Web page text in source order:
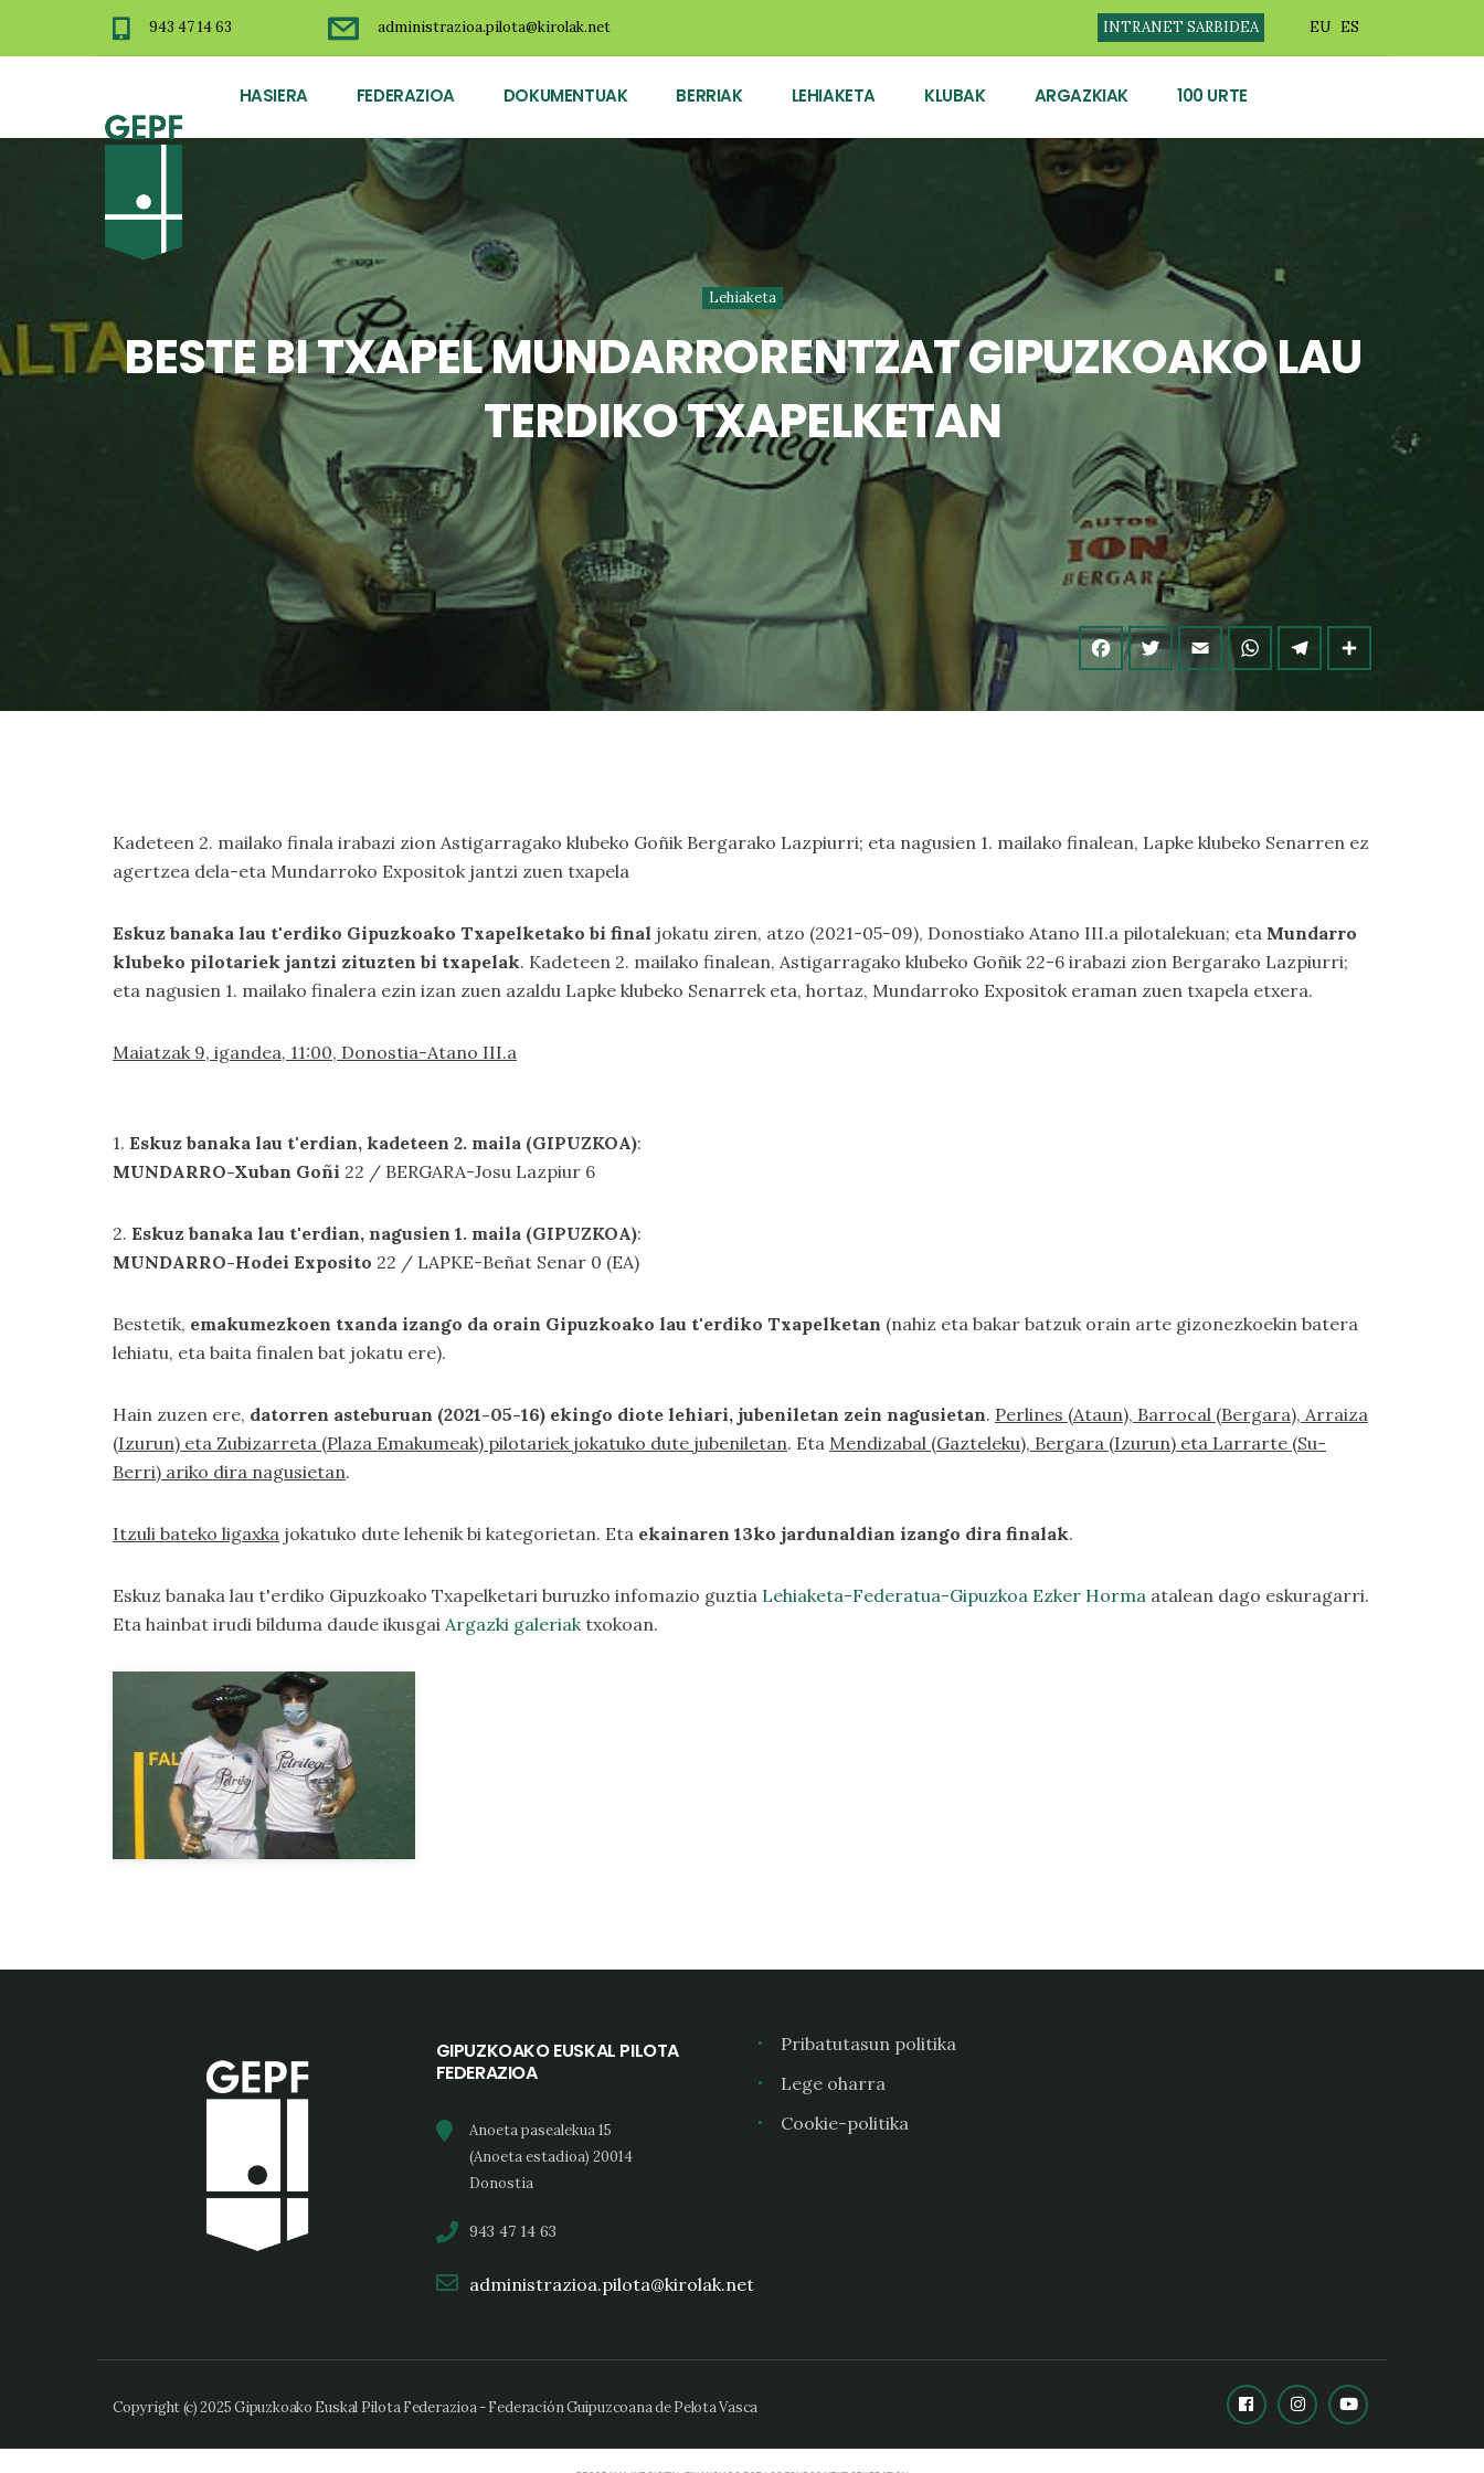
943 47 14 63 administrazioa.pilota@kirolak.net INTRANET SARBIDEA EU ES
HASIERA FEDERAZIOA DOKUMENTUAK BERRIAK LEHIAKETA KLUBAK ARGAZKIAK 100 URTE
Lehiaketa
BESTE BI TXAPEL MUNDARRORENTZAT GIPUZKOAKO LAU
TERDIKO TXAPELKETAN
Kadeteen 2. mailako finala irabazi zion Astigarragako klubeko Goñik Bergarako Lazpiurri; eta nagusien 1. mailako finalean, Lapke klubeko Senarren ez
agertzea dela-eta Mundarroko Expositok jantzi zuen txapela
Eskuz banaka lau t'erdiko Gipuzkoako Txapelketako bi final jokatu ziren, atzo (2021-05-09), Donostiako Atano III.a pilotalekuan; eta Mundarro
klubeko pilotariek jantzi zituzten bi txapelak. Kadeteen 2. mailako finalean, Astigarragako klubeko Goñik 22-6 irabazi zion Bergarako Lazpiurri;
eta nagusien 1. mailako finalera ezin izan zuen azaldu Lapke klubeko Senarrek eta, hortaz, Mundarroko Expositok eraman zuen txapela etxera.
Maiatzak 9, igandea, 11:00, Donostia-Atano III.a
1. Eskuz banaka lau t'erdian, kadeteen 2. maila (GIPUZKOA):
MUNDARRO-Xuban Goñi 22 / BERGARA-Josu Lazpiur 6
2. Eskuz banaka lau t'erdian, nagusien 1. maila (GIPUZKOA):
MUNDARRO-Hodei Exposito 22 / LAPKE-Beñat Senar 0 (EA)
Bestetik, emakumezkoen txanda izango da orain Gipuzkoako lau t'erdiko Txapelketan (nahiz eta bakar batzuk orain arte gizonezkoekin batera
lehiatu, eta baita finalen bat jokatu ere).
Hain zuzen ere, datorren asteburuan (2021-05-16) ekingo diote lehiari, jubeniletan zein nagusietan. Perlines (Ataun), Barrocal (Bergara), Arraiza
(Izurun) eta Zubizarreta (Plaza Emakumeak) pilotariek jokatuko dute jubeniletan. Eta Mendizabal (Gazteleku), Bergara (Izurun) eta Larrarte (Su-
Berri) ariko dira nagusietan.
Itzuli bateko ligaxka jokatuko dute lehenik bi kategorietan. Eta ekainaren 13ko jardunaldian izango dira finalak.
Eskuz banaka lau t'erdiko Gipuzkoako Txapelketari buruzko infomazio guztia Lehiaketa-Federatua-Gipuzkoa Ezker Horma atalean dago eskuragarri.
Eta hainbat irudi bilduma daude ikusgai Argazki galeriaktxokoan.
GIPUZKOAKO EUSKAL PILOTA
FEDERAZIOA
Anoeta pasealekua 15
(Anoeta estadioa) 20014
Donostia
943 47 14 63
administrazioa.pilota@kirolak.net
Pribatutasun politika
Lege oharra
Cookie-politika
Copyright (c) 2025 Gipuzkoako Euskal Pilota Federazioa - Federación Guipuzcoana de Pelota Vasca